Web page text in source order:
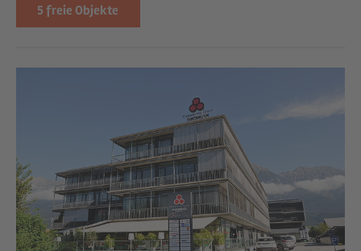
5freie Objekte